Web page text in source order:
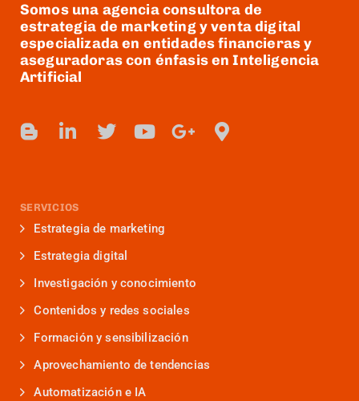
Somos una agencia consultora de
estrategia de marketing y venta digital
especializada en entidades financieras y
aseguradoras con énfasis en Inteligencia
Artificial
SERVICIOS
Estrategia de marketing
Estrategia digital
Investigación y conocimiento
Contenidos y redes sociales
Formación y sensibilización
Aprovechamiento de tendencias
Automatización e IA